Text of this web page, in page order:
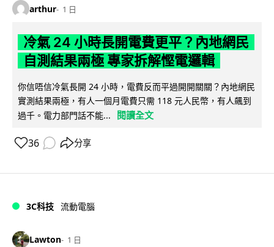
arthur 1 日
冷氣 24 小時長開電費更平？內地網民
自測結果兩極 專家拆解慳電邏輯
你信唔信冷氣長開 24 小時，電費反而平過開開關關？內地網民
實測結果兩極，有人一個月電費只需 118 元人民幣，有人飆到
過千。電力部門話不能...
閱讀全文
36 分享
3C科技 流動電腦
Lawton 1 日